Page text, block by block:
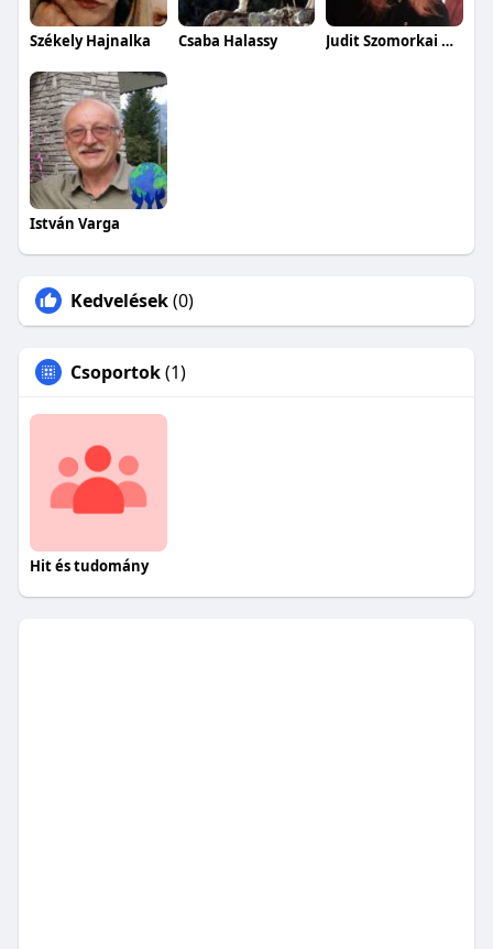
Székely Hajnalka Csaba Halassy Judit Szomorkai Heffnerné
István Varga
Kedvelések(0)
Csoportok(1)
Hit és tudomány